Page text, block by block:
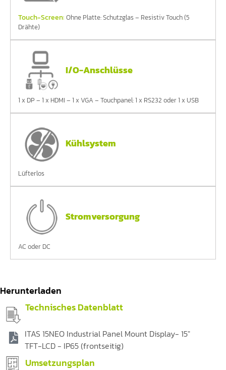
Touch-Screen: Ohne Platte: Schutzglas – Resistiv Touch (5
Drähte)
I/O-Anschlüsse
1 x DP – 1 x HDMI – 1 x VGA – Touchpanel: 1 x RS232 oder 1 x USB
Kühlsystem
Lüfterlos
Stromversorgung
AC oder DC
Herunterladen
Technisches Datenblatt
ITAS 15NEO Industrial Panel Mount Display- 15"
TFT-LCD - IP65 (frontseitig)
Umsetzungsplan